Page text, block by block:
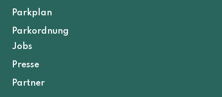
Parkplan
Parkordnung
Jobs
Presse
Partner